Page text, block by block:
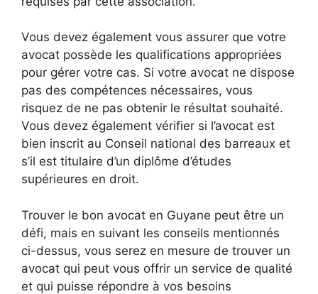
Vous devez également vous assurer que votre
avocat possède les qualifications appropriées
pour gérer votre cas. Si votre avocat ne dispose
pas des compétences nécessaires, vous
risquez de ne pas obtenir le résultat souhaité.
Vous devez également vérifier si l’avocat est
bien inscrit au Conseil national des barreaux et
s’il est titulaire d’un diplôme d’études
supérieures en droit.
Trouver le bon avocat en Guyane peut être un
défi, mais en suivant les conseils mentionnés
ci-dessus, vous serez en mesure de trouver un
avocat qui peut vous offrir un service de qualité
et qui puisse répondre à vos besoins